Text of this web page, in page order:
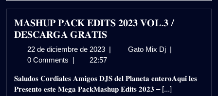
|
Gratis
𝐌𝐀𝐒𝐇𝐔𝐏 𝐏𝐀𝐂𝐊 𝐄𝐃𝐈𝐓𝐒 𝟐𝟎𝟐𝟑 𝐕𝐎𝐋.𝟑 /
𝐃𝐄𝐒𝐂𝐀𝐑𝐆𝐀 𝐆𝐑𝐀𝐓𝐈𝐒
22 de diciembre de 2023 22
de
de
2023
| Gato Mix Dj 𝐌𝐀𝐒𝐇𝐔𝐏
𝟐𝟎𝟐𝟑
𝐕𝐎𝐋.𝟑
|
0 Comments | 22:57
𝐒𝐚𝐥𝐮𝐝𝐨𝐬 𝐂𝐨𝐫𝐝𝐢𝐚𝐥𝐞𝐬 𝐀𝐦𝐢𝐠𝐨𝐬 𝐃𝐉𝐒 𝐝𝐞𝐥 𝐏𝐥𝐚𝐧𝐞𝐭𝐚 𝐞𝐧𝐭𝐞𝐫𝐨𝐀𝐪𝐮𝐢́ 𝐥𝐞𝐬
𝐏𝐫𝐞𝐬𝐞𝐧𝐭𝐨 𝐞𝐬𝐭𝐞 𝐌𝐞𝐠𝐚 𝐏𝐚𝐜𝐤𝐌𝐚𝐬𝐡𝐮𝐩 𝐄𝐝𝐢𝐭𝐬 𝟐𝟎𝟐𝟑 – [...]